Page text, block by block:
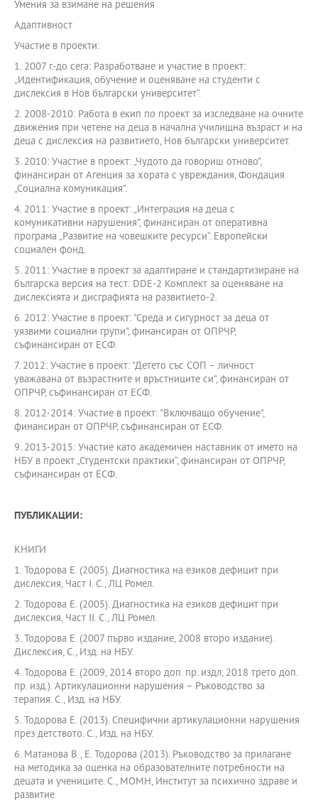
Умения за взимане на решения
Адаптивност
Участие в проекти:
1. 2007 г.-до сега: Разработване и участие в проект:
„Идентификация, обучение и оценяване на студенти с
дислексия в Нов български университет“.
2. 2008-2010: Работа в екип по проект за изследване на очните
движения при четене на деца в начална училищна възраст и на
деца с дислексия на развитието, Нов български университет.
3. 2010: Участие в проект: „Чудото да говориш отново”,
финансиран от Агенция за хората с увреждания, Фондация
„Социална комуникация”.
4. 2011: Участие в проект: „Интеграция на деца с
комуникативни нарушения”, финансиран от оперативна
програма „Развитие на човешките ресурси“. Европейски
социален фонд.
5. 2011: Участие в проект за адаптиране и стандартизиране на
българска версия на тест: DDE-2 Комплект за оценяване на
дислексията и дисграфията на развитието-2.
6. 2012: Участие в проект: "Среда и сигурност за деца от
уязвими социални групи", финансиран от ОПРЧР,
съфинансиран от ЕСФ.
7. 2012: Участие в проект: "Детето със СОП – личност
уважавана от възрастните и връстниците си", финансиран от
ОПРЧР, съфинансиран от ЕСФ.
8. 2012-2014: Участие в проект: "Включващо обучение",
финансиран от ОПРЧР, съфинансиран от ЕСФ.
9. 2013-2015: Участие като академичен наставник от името на
НБУ в проект „Студентски практики“, финансиран от ОПРЧР,
съфинансиран от ЕСФ.
ПУБЛИКАЦИИ:
КНИГИ
1. Тодорова Е. (2005). Диагностика на езиков дефицит при
дислексия, Част І. С., ЛЦ Ромел.
2. Тодорова Е. (2005). Диагностика на езиков дефицит при
дислексия, Част ІІ. С., ЛЦ Ромел.
3. Тодорова Е. (2007 първо издание, 2008 второ издание).
Дислексия, С., Изд. на НБУ.
4. Тодорова Е. (2009, 2014 второ доп. пр. издл, 2018 трето доп.
пр. изд.). Артикулационни нарушения – Ръководство за
терапия. С., Изд. на НБУ.
5. Тодорова Е. (2013). Специфични артикулационни нарушения
през детството. С., Изд. на НБУ.
6. Матанова В., Е. Тодорова (2013). Ръководство за прилагане
на методика за оценка на образователните потребности на
децата и учениците. С., МОМН, Институт за психично здраве и
развитие.